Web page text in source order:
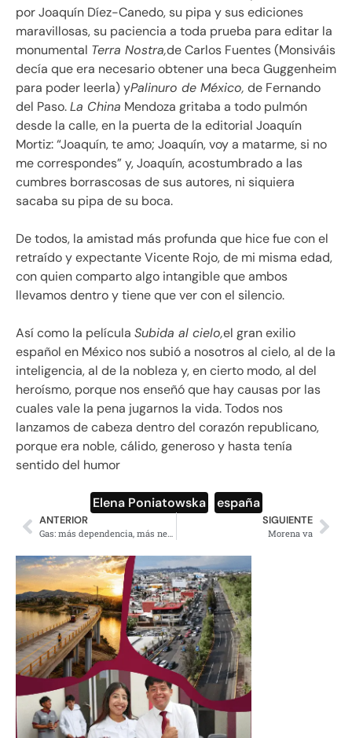
por Joaquín Díez-Canedo, su pipa y sus ediciones
maravillosas, su paciencia a toda prueba para editar la
monumental Terra Nostra,de Carlos Fuentes (Monsiváis
decía que era necesario obtener una beca Guggenheim
para poder leerla) yPalinuro de México, de Fernando
del Paso.La China Mendoza gritaba a todo pulmón
desde la calle, en la puerta de la editorial Joaquín
Mortiz: Joaquín, te amo; Joaquín, voy a matarme, si no
me correspondes y, Joaquín, acostumbrado a las
cumbres borrascosas de sus autores, ni siquiera
sacaba su pipa de su boca.
De todos, la amistad más profunda que hice fue con el
retraído y expectante Vicente Rojo, de mi misma edad,
con quien comparto algo intangible que ambos
llevamos dentro y tiene que ver con el silencio.
Así como la película Subida al cielo,el gran exilio
español en México nos subió a nosotros al cielo, al de la
inteligencia, al de la nobleza y, en cierto modo, al del
heroísmo, porque nos enseñó que hay causas por las
cuales vale la pena jugarnos la vida. Todos nos
lanzamos de cabeza dentro del corazón republicano,
porque era noble, cálido, generoso y hasta tenía
sentido del humor
Elena Poniatowska españa
ANTERIOR
Gas: más dependencia, más negocio para funcionarios
SIGUIENTE
Morena va